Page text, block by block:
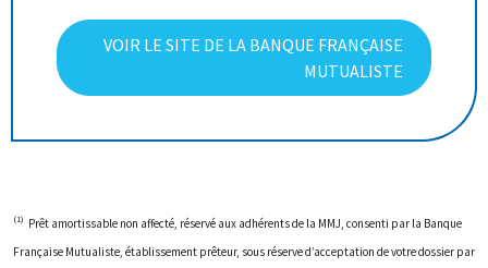
VOIR LE SITE DE LA BANQUE FRANÇAISE
MUTUALISTE
(1) Prêt amortissable non affecté, réservé aux adhérents de la MMJ, consenti par la Banque
Française Mutualiste, établissement prêteur, sous réserve d’acceptation de votre dossier par